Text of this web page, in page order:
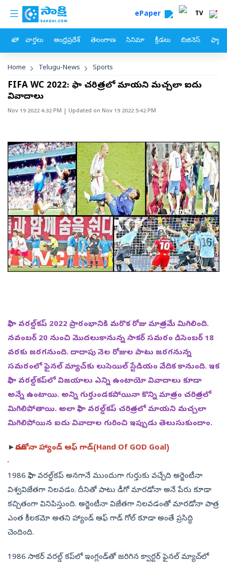
Skip to main content
custom menu ePaper TV
హోం వార్తలు ఆంధ్రప్రదేశ్ తెలంగాణ సినిమా క్రీడలు బిజినెస్
Breadcrumb
Home Telugu-News Sports
FIFA WC 2022: ఫిఫా చరిత్రలో మాయని మచ్చలా ఐదు
వివాదాలు
Nov 19 2022 4:32 PM | Updated on Nov 19 2022 5:42 PM
ఫిఫా వరల్డ్‌కప్‌ 2022 ప్రారంభానికి మరొక రోజు మాత్రమే మిగిలింది.
నవంబర్‌ 20 నుంచి మొదలుకానున్న సాకర్‌ సమరం డిసెంబర్‌ 18
వరకు జరగనుంది. దాదాపు నెల రోజుల పాటు జరగనున్న
సమరంలో ఫైనల్‌ మ్యాచ్‌కు లుసెయిల్‌ స్టేడియం వేదిక కానుంది. ఇక
ఫిఫా వరల్డ్‌కప్‌లో విజయాలు ఎన్ని ఉంటాయో వివాదాలు కూడా
అన్నే ఉంటాయి. అన్ని గుర్తుండకపోయినా కొన్ని మాత్రం చరిత్రలో
మిగిలిపోతాయి. అలా ఫిఫా వరల్డ్‌కప్‌ చరిత్రలో మాయని మచ్చలా
మిగిలిపోయిన ఐదు వివాదాల గురించి ఇప్పుడు తెలుసుకుందాం.
►మారడోనా హ్యాండ్‌ ఆఫ్‌ గాడ్‌(Hand Of GOD Goal)
1986 ఫిఫా వరల్డ్‌కప్‌ అనగానే ముందుగా గుర్తుకు వచ్చేది అర్జెంటీనా
విశ్వవిజేతగా నిలవడం. దీనితో పాటు డీగో మారడోనా అనే పేరు కూడా
కచ్చితంగా వినిపిస్తుంది. అర్జెంటీనా విజేతగా నిలవడంతో మారడోనా పాత్ర
ఎంత కీలకమో అతని హ్యాండ్‌ ఆఫ్‌ గాడ్‌ గోల్‌ కూడా అంతే ప్రసిద్ధి
చెందింది.
1986 సాకర్‌ వరల్డ్‌ కప్‌లో ఇంగ్లండ్‌తో జరిగిన క్వార్టర్‌ ఫైనల్‌ మ్యాచ్‌లో